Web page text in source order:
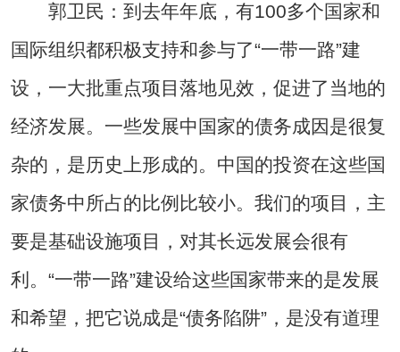
郭卫民：到去年年底，有100多个国家和
国际组织都积极支持和参与了“一带一路”建
设，一大批重点项目落地见效，促进了当地的
经济发展。一些发展中国家的债务成因是很复
杂的，是历史上形成的。中国的投资在这些国
家债务中所占的比例比较小。我们的项目，主
要是基础设施项目，对其长远发展会很有
利。“一带一路”建设给这些国家带来的是发展
和希望，把它说成是“债务陷阱”，是没有道理